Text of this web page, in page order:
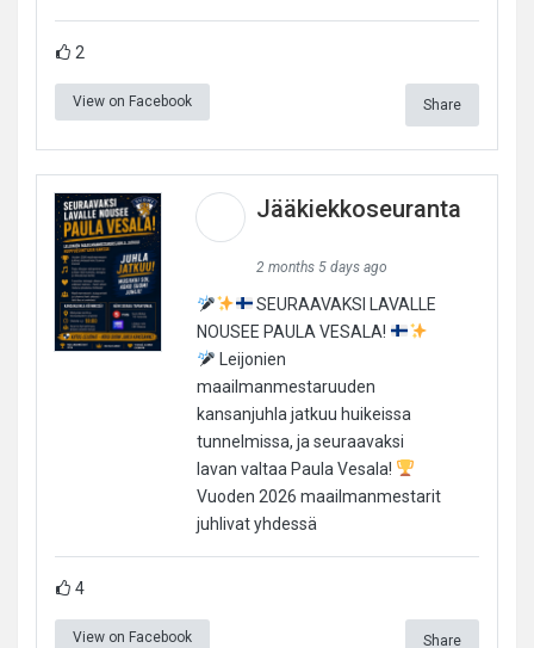
2
View on Facebook Share
Jääkiekkoseuranta
2 months 5 days ago
SEURAAVAKSI LAVALLE
NOUSEE PAULA VESALA!
Leijonien
maailmanmestaruuden
kansanjuhla jatkuu huikeissa
tunnelmissa, ja seuraavaksi
lavan valtaa Paula Vesala!
Vuoden 2026 maailmanmestarit
juhlivat yhdessä
4
View on Facebook Share